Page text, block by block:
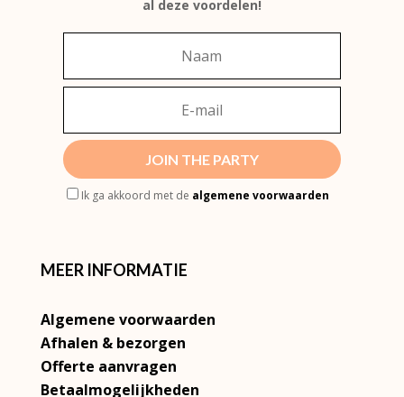
al deze voordelen!
JOIN THE PARTY
Ik ga akkoord met de algemene voorwaarden
MEER INFORMATIE
Algemene voorwaarden
Afhalen & bezorgen
Offerte aanvragen
Betaalmogelijkheden